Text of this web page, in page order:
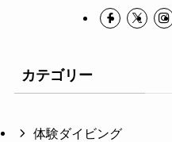
カテゴリー
体験ダイビング